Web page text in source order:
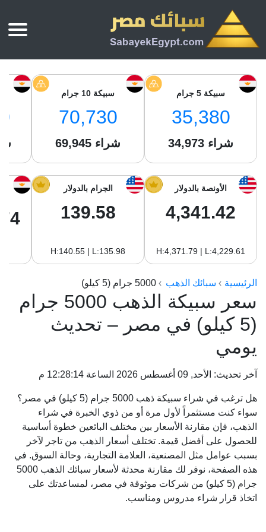
أسعار الذهب
سعر الذهب عيار 24
سعر جنيه الذهب
سبائك الذهب
بي تي سي
سام
سليمة جولد
سويس جولد
ماستر جولد
ديوان الذهب
أسعار الفضة اليوم
سبائك الفضة
بي تي سي
جونير
نجم الدين
من نحن
سبيكة 5 جرام
35,380
34,973 شراء
سبيكة 10 جرام
70,730
69,945 شراء
الأونصة بالدولار
4,341.42
H:4,371.79 | L:4,229.61
الجرام بالدولار
139.58
H:140.55 | L:135.98
الرئيسية سبائك الذهب 5000 جرام (5 كيلو)
سعر سبيكة الذهب 5000 جرام
(5 كيلو) في مصر – تحديث
يومي
آخر تحديث: الأحد, 09 أغسطس 2026 الساعة 12:28:14 م
هل ترغب في شراء سبيكة ذهب 5000 جرام (5 كيلو) في مصر؟
سواء كنت مستثمراً لأول مرة أو من ذوي الخبرة في شراء
الذهب، فإن مقارنة الأسعار بين مختلف البائعين خطوة أساسية
للحصول على أفضل قيمة. تختلف أسعار الذهب من تاجر لآخر
بسبب عوامل مثل المصنعية، العلامة التجارية، وحالة السوق. في
هذه الصفحة، نوفر لك مقارنة محدثة لأسعار سبائك الذهب 5000
جرام (5 كيلو) من شركات موثوقة في مصر، لمساعدتك على
اتخاذ قرار شراء مدروس ومناسب.